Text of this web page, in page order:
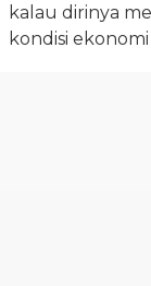
kalau dirinya
kondisi